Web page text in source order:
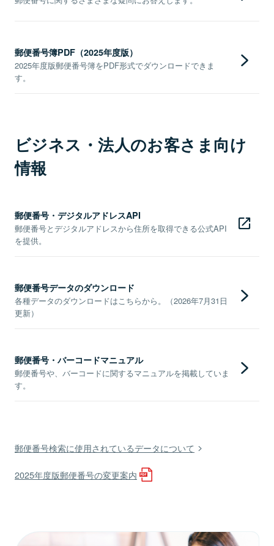
郵便番号簿PDF（2025年度版）
2025年度版郵便番号簿をPDF形式でダウンロードできま
す。
ビジネス・法人のお客さま向け
情報
郵便番号・デジタルアドレスAPI
郵便番号とデジタルアドレスから住所を取得できる公式API
を提供。
郵便番号データのダウンロード
各種データのダウンロードはこちらから。（2026年7月31日
更新）
郵便番号・バーコードマニュアル
郵便番号や、バーコードに関するマニュアルを掲載していま
す。
郵便番号検索に使用されているデータについて
2025年度版郵便番号の変更案内